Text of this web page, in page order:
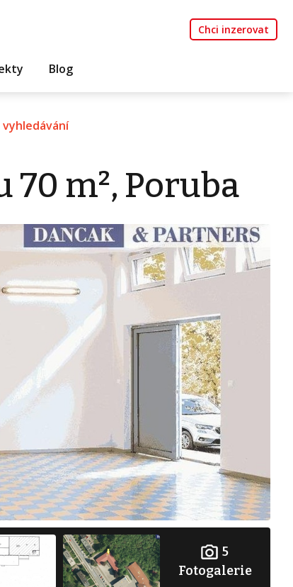
Chci inzerovat
Blog
m², Poruba
5
Fotogalerie